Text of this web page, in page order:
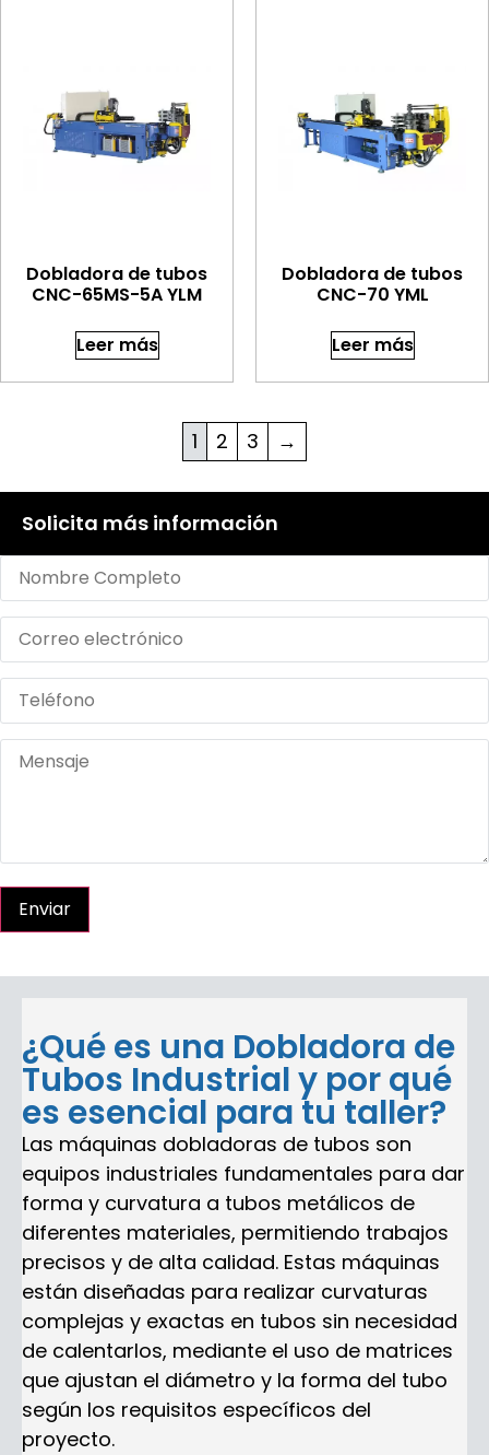
Dobladora de tubos
CNC-65MS-5A YLM
Leer más
Dobladora de tubos
CNC-70 YML
Leer más
1 2 3 →
Solicita más información
Enviar
¿Qué es una Dobladora de
Tubos Industrial y por qué
es esencial para tu taller?
Las máquinas dobladoras de tubos son
equipos industriales fundamentales para dar
forma y curvatura a tubos metálicos de
diferentes materiales, permitiendo trabajos
precisos y de alta calidad. Estas máquinas
están diseñadas para realizar curvaturas
complejas y exactas en tubos sin necesidad
de calentarlos, mediante el uso de matrices
que ajustan el diámetro y la forma del tubo
según los requisitos específicos del
proyecto.